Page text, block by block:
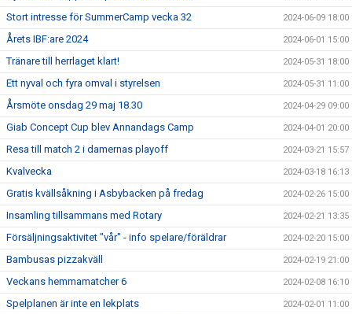
Stort intresse för SummerCamp vecka 32 2024-06-09 18:00
Årets IBF:are 2024 2024-06-01 15:00
Tränare till herrlaget klart! 2024-05-31 18:00
Ett nyval och fyra omval i styrelsen 2024-05-31 11:00
Årsmöte onsdag 29 maj 18.30 2024-04-29 09:00
Giab Concept Cup blev Annandags Camp 2024-04-01 20:00
Resa till match 2 i damernas playoff 2024-03-21 15:57
Kvalvecka 2024-03-18 16:13
Gratis kvällsåkning i Asbybacken på fredag 2024-02-26 15:00
Insamling tillsammans med Rotary 2024-02-21 13:35
Försäljningsaktivitet "vår" - info spelare/föräldrar 2024-02-20 15:00
Bambusas pizzakväll 2024-02-19 21:00
Veckans hemmamatcher 6 2024-02-08 16:10
Spelplanen är inte en lekplats 2024-02-01 11:00